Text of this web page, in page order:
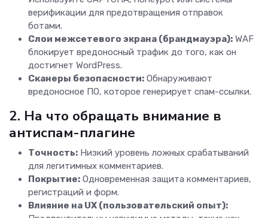
верификации для предотвращения отправок
ботами.
Слои межсетевого экрана (брандмауэра): WAF
блокирует вредоносный трафик до того, как он
достигнет WordPress.
Сканеры безопасности: Обнаруживают
вредоносное ПО, которое генерирует спам-ссылки.
2. На что обращать внимание в
антиспам-плагине
Точность: Низкий уровень ложных срабатываний
для легитимных комментариев.
Покрытие: Одновременная защита комментариев,
регистраций и форм.
Влияние на UX (пользовательский опыт):